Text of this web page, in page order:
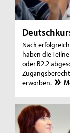
Nach
haben die
oder B2.2
erworben.